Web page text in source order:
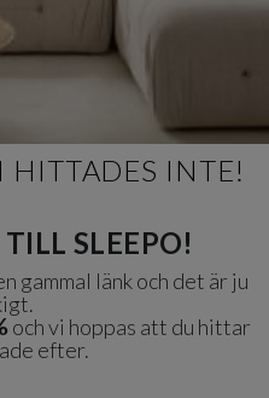
HITTADES INTE!
SLEEPO!
gammal länk och det är ju
och vi hoppas att du hittar
efter.